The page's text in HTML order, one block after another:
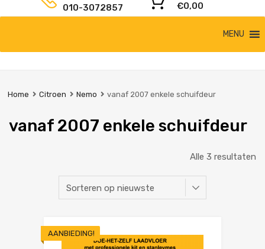
010-3072857 €0,00
de
MENU
Home Citroen Nemo vanaf 2007 enkele schuifdeur
vanaf 2007 enkele schuifdeur
Alle 3 resultaten
AANBIEDING!